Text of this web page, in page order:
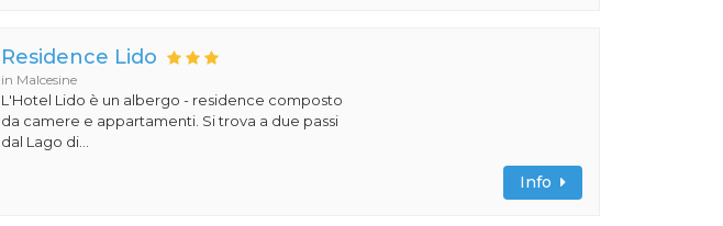
Residence Lido
in Malcesine
L'Hotel Lido è un albergo - residence composto
da camere e appartamenti. Si trova a due passi
dal Lago di...
Info